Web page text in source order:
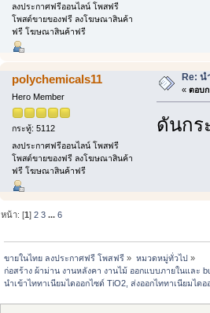
ลงประกาศฟรีออนไลน์ โพสฟรี
โพสต์ขายของฟรี ลงโฆษณาสินค้า
ฟรี โฆษณาสินค้าฟรี
polychemicals11
Hero Member
กระทู้: 5112
ลงประกาศฟรีออนไลน์ โพสฟรี
โพสต์ขายของฟรี ลงโฆษณาสินค้า
ฟรี โฆษณาสินค้าฟรี
Re: น
« ตอบก
ดันกร
หน้า: [1]2 3 ...6
ขายในไทย ลงประกาศฟรี โพสฟรี » หมวดหมู่ทั่วไป»
ก่อสร้าง ผ้าม่าน งานหลังคา งานไม้ ออกแบบภายในและ
นำเข้าไททาเนียมไดออกไซด์ TiO2, ส่งออกไททาเนียมได